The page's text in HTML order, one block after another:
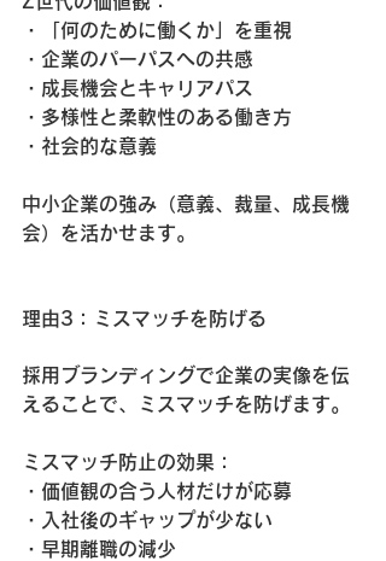
・「何のために働くか」を重視
・企業のパーパスへの共感
・成長機会とキャリアパス
・多様性と柔軟性のある働き方
・社会的な意義
中小企業の強み（意義、裁量、成長機
会）を活かせます。
理由3：ミスマッチを防げる
採用ブランディングで企業の実像を伝
えることで、ミスマッチを防げます。
ミスマッチ防止の効果：
・価値観の合う人材だけが応募
・入社後のギャップが少ない
・早期離職の減少